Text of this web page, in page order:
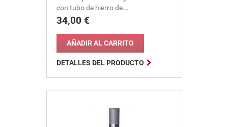
con tubo de hierro de...
Precio
34,00 €

AÑADIR AL CARRITO
DETALLES DEL PRODUCTO